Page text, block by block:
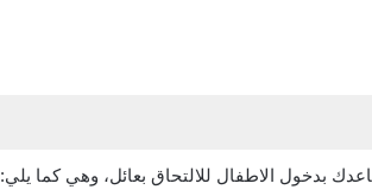
بدخول الاطفال للالتحاق بعائل، وهي كما يلي: